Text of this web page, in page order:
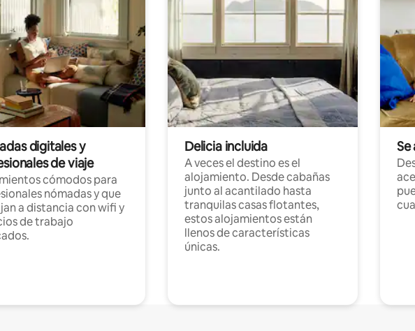
digitales y
de viaje
cómodos para
nómadas y que
a distancia con wifi y
de trabajo
Delicia incluida
A veces el destino es el
alojamiento. Desde cabañas
junto al acantilado hasta
tranquilas casas flotantes,
estos alojamientos están
llenos de características
únicas.